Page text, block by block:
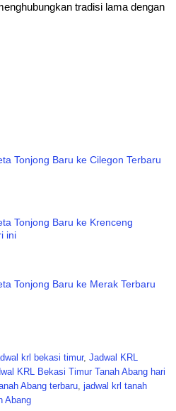
tradisi lama dengan
Tonjong Baru ke Cilegon Terbaru
Tonjong Baru ke Krenceng
ini
Tonjong Baru ke Merak Terbaru
krl bekasi timur, Jadwal KRL
KRL Bekasi Timur Tanah Abang hari
Abang terbaru jadwal krl tanah
Abang